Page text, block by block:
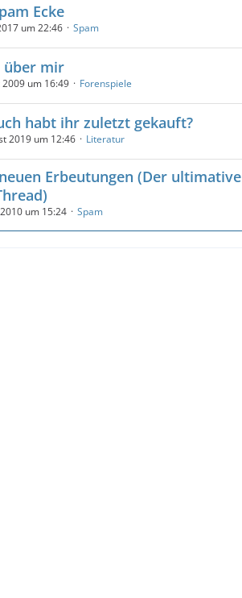
Ecke
um 22:46 Spam
über mir
um 16:49 Forenspiele
habt ihr zuletzt gekauft?
2019 um 12:46 Literatur
Erbeutungen (Der ultimative
um 15:24 Spam